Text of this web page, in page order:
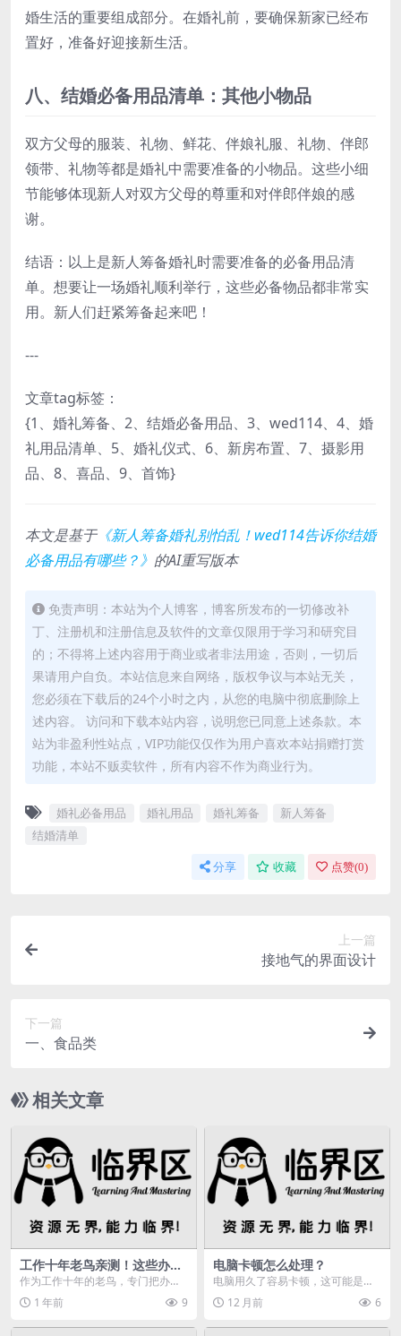
婚生活的重要组成部分。在婚礼前，要确保新家已经布
置好，准备好迎接新生活。
八、结婚必备用品清单：其他小物品
双方父母的服装、礼物、鲜花、伴娘礼服、礼物、伴郎
领带、礼物等都是婚礼中需要准备的小物品。这些小细
节能够体现新人对双方父母的尊重和对伴郎伴娘的感
谢。
结语：以上是新人筹备婚礼时需要准备的必备用品清
单。想要让一场婚礼顺利举行，这些必备物品都非常实
用。新人们赶紧筹备起来吧！
---
文章tag标签：
{1、婚礼筹备、2、结婚必备用品、3、wed114、4、婚
礼用品清单、5、婚礼仪式、6、新房布置、7、摄影用
品、8、喜品、9、首饰}
本文是基于《新人筹备婚礼别怕乱！wed114告诉你结婚
必备用品有哪些？》 的AI重写版本
免责声明：本站为个人博客，博客所发布的一切修改补
丁、注册机和注册信息及软件的文章仅限用于学习和研究目
的；不得将上述内容用于商业或者非法用途，否则，一切后
果请用户自负。本站信息来自网络，版权争议与本站无关，
您必须在下载后的24个小时之内，从您的电脑中彻底删除上
述内容。 访问和下载本站内容，说明您已同意上述条款。本
站为非盈利性站点，VIP功能仅仅作为用户喜欢本站捐赠打赏
功能，本站不贩卖软件，所有内容不作为商业行为。
婚礼必备用品 婚礼用品 婚礼筹备
新人筹备
结婚清单
分享 收藏 点赞(0)
上一篇
接地气的界面设计
下一篇
一、食品类
相关文章
工作十年老鸟亲测！这些办公
软件涵盖所有电脑办公需求
作为工作十年的老鸟，专门把办公
好用软件整理出来分享给值友们，
这些软件一定要试一试...
1 年前 9
电脑卡顿怎么处理？
电脑用久了容易卡顿，这可能是病
毒、垃圾文件、内存不足或硬件故
障等原因导致的。本文...
12 月前 6